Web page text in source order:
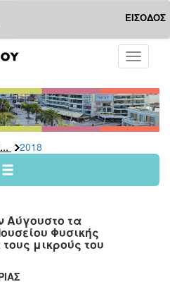
ΕΙΣΟΔΟΣ
Toggle
... 2018
Αύγουστο τα
Φυσικής
μικρούς του